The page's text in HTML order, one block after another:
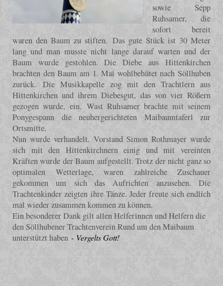
sowie Sepp
Ruhsamer, die
sofort bereit
waren den Baum zu stiften. Das gute Stück ist 30 Meter
lang und man musste nicht lange darauf warten und der
Baum wurde gestohlen. Die Diebe aus Hittenkirchen
brachten den Baum am 1. Mai wohlbehütet nach Söllhuben
zurück. Die Musikkapelle zog mit den Trachtlern aus
Hittenkirchen und ihrem Diebesgut, das von vier Rößern
gezogen wurde, ein. Wast Ruhsamer brachte mit seinem
Ponygespann die neuhergerichteten Maibaumtaferl zur
Ortsmitte.
Nun wurde verhandelt. Vorstand Simon Rothmayer wurde
sich mit den Hittenkirchnern einig und mit vereinten
Kräften wurde der Baum aufgestellt. Trotz der nicht ganz so
optimalen Wetterlage, waren zahlreiche Zuschauer
gekommen um sich das Aufrichten anzusehen. Die
Trachtenkinder zeigten ihre Tänze. Jeder freute sich endlich
mal wieder zusammen kommen zu können.
Ein besonderer Dank gilt allen Helferinnen und Helfern die
den Söllhubener Trachtenverein Rund um den Maibaum
unterstützt haben - Vergelts Gott!